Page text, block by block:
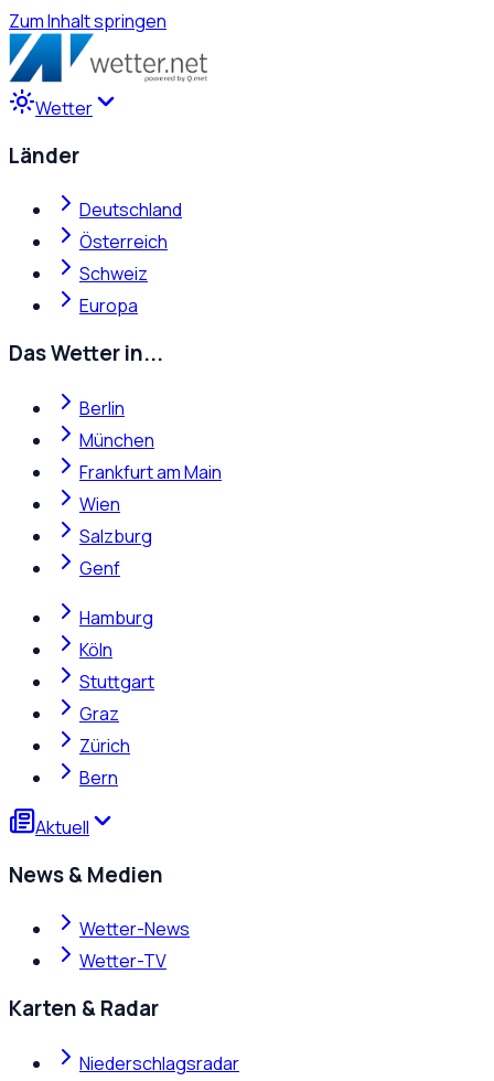
Zum Inhalt springen
Wetter
Länder
Deutschland
Österreich
Schweiz
Europa
Das Wetter in...
Berlin
München
Frankfurt am Main
Wien
Salzburg
Genf
Hamburg
Köln
Stuttgart
Graz
Zürich
Bern
Aktuell
News & Medien
Wetter-News
Wetter-TV
Karten & Radar
Niederschlagsradar